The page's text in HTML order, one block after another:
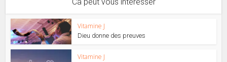
Vitamine J
Dieu donne des preuves
Vitamine J